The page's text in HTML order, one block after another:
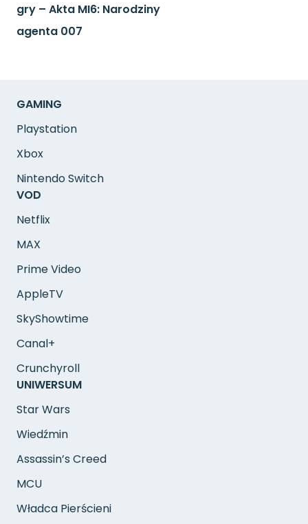
gry – Akta MI6: Narodziny
agenta 007
GAMING
Playstation
Xbox
Nintendo Switch
VOD
Netflix
MAX
Prime Video
AppleTV
SkyShowtime
Canal+
Crunchyroll
UNIWERSUM
Star Wars
Wiedźmin
Assassin’s Creed
MCU
Władca Pierścieni